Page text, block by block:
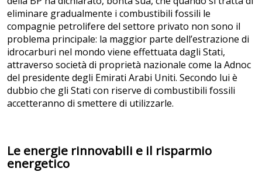
eliminare gradualmente i combustibili fossili le
compagnie petrolifere del settore privato non sono il
problema principale: la maggior parte dell’estrazione di
idrocarburi nel mondo viene effettuata dagli Stati,
attraverso società di proprietà nazionale come la Adnoc
del presidente degli Emirati Arabi Uniti. Secondo lui è
dubbio che gli Stati con riserve di combustibili fossili
accetteranno di smettere di utilizzarle.
Le energie rinnovabili e il risparmio
energetico